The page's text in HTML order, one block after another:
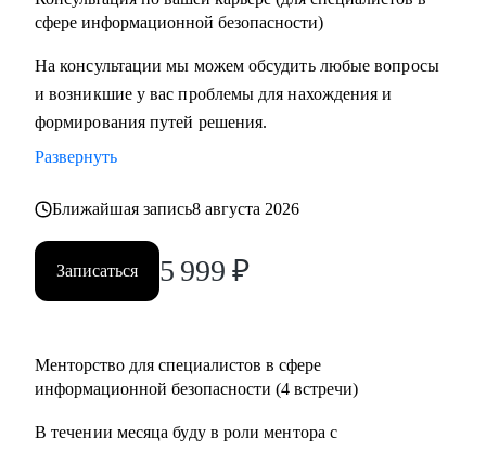
сфере информационной безопасности)
На консультации мы можем обсудить любые вопросы
и возникшие у вас проблемы для нахождения и
формирования путей решения.
Развернуть
Ближайшая запись8 августа 2026
Записаться 5 999 ₽
Менторство для специалистов в сфере
информационной безопасности (4 встречи)
В течении месяца буду в роли ментора с